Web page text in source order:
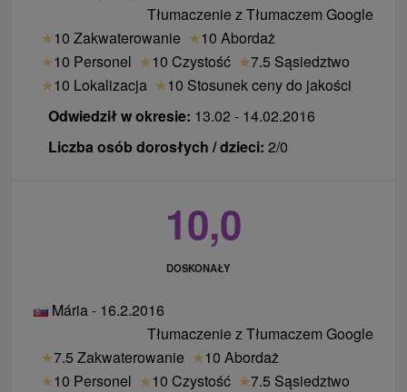
Tłumaczenie z Tłumaczem Google
★10 Zakwaterowanie ★10 Abordaż
★10 Personel ★10 Czystość ★7.5 Sąsiedztwo
★10 Lokalizacja ★10 Stosunek ceny do jakości
Odwiedził w okresie: 13.02 - 14.02.2016
Liczba osób dorosłych / dzieci: 2/0
10,0
DOSKONAŁY
Mária - 16.2.2016
Tłumaczenie z Tłumaczem Google
★7.5 Zakwaterowanie ★10 Abordaż
★10 Personel ★10 Czystość ★7.5 Sąsiedztwo